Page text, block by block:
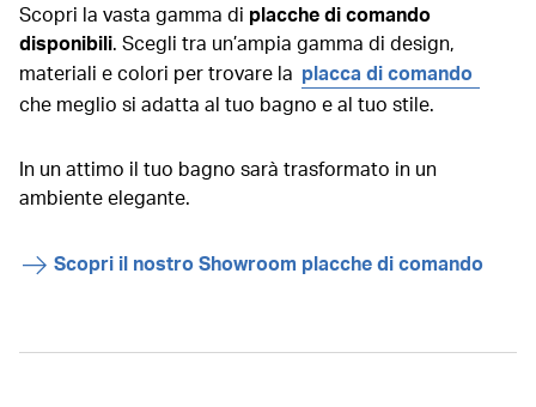
Scopri la vasta gamma di placche di comando
disponibili. Scegli tra un’ampia gamma di design,
materiali e colori per trovare la placca di comando
che meglio si adatta al tuo bagno e al tuo stile.
In un attimo il tuo bagno sarà trasformato in un
ambiente elegante.
Scopri il nostro Showroom placche di comando